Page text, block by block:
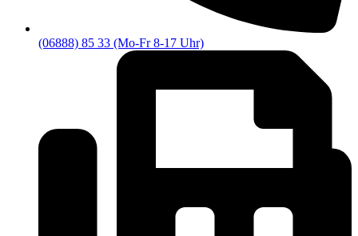
(06888) 85 33 (Mo-Fr 8-17 Uhr)